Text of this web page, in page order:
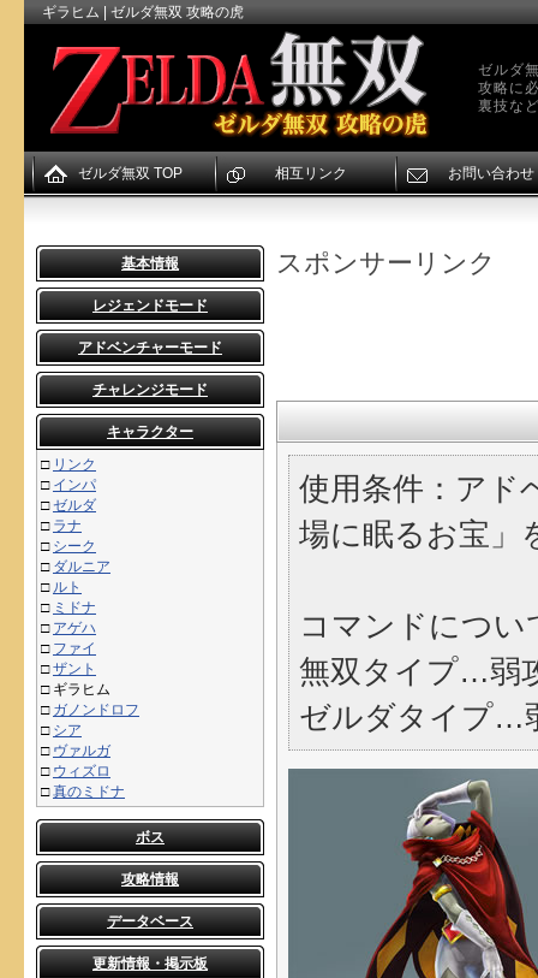
ギラヒム | ゼルダ無双 攻略の虎
ゼルダ
攻略に
裏技な
基本情報
レジェンドモード
アドベンチャーモード
チャレンジモード
キャラクター
□ リンク
□ インパ
□ゼルダ
□ ラナ
□ シーク
□ ダルニア
□ ルト
□ ミドナ
□ アゲハ
□ ファイ
□ザント
□ ギラヒム
□ ガノンドロフ
□ シア
□ ヴァルガ
□ ウィズロ
□真のミドナ
ボス
攻略情報
データベース
更新情報・掲示板
スポンサーリンク
使用条件：アド
場に眠るお宝」
コマンドにつ
無双タイプ…弱
ゼルダタイプ…
ゼルダ無双 TOP 相互リンク お問い合わせ